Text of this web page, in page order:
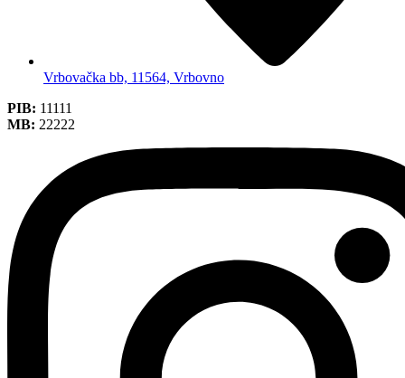
Vrbovačka bb, 11564, Vrbovno
PIB: 11111
MB: 22222